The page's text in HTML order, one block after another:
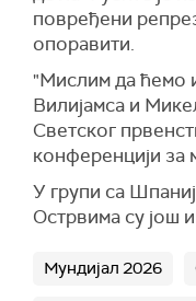
повређени
опоравити.
"Мислим да ћемо
Вилијамса и
Светског
конференцији за
У групи са
Острвима су још и
Мундијал 2026